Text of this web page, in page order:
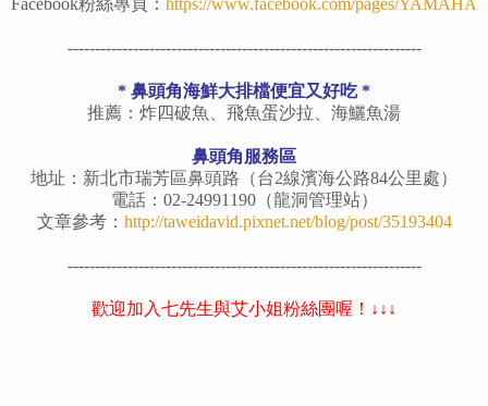
Facebook粉絲專頁： https://www.facebook.com/pages/YAMAHA
-----------------------------------------------------------------
* 鼻頭角海鮮大排檔便宜又好吃 *
推薦：炸四破魚、飛魚蛋沙拉、海鱺魚湯
鼻頭角服務區
地址：新北市瑞芳區鼻頭路 （台2線濱海公路84公里處）
電話：02-24991190（龍洞管理站）
文章參考： http://taweidavid.pixnet.net/blog/post/35193404
-----------------------------------------------------------------
歡迎加入七先生與艾小姐粉絲團喔！↓↓↓